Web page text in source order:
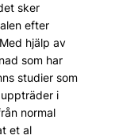
sker
efter
hjälp av
som har
studier som
i
normal
et al